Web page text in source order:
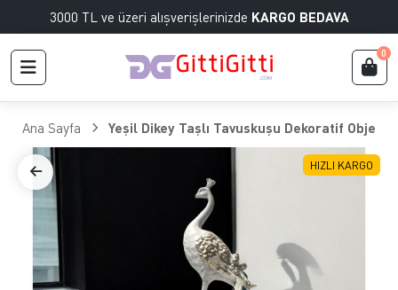
3000 TL ve üzeri alışverişlerinizde KARGO BEDAVA
0
Ana Sayfa Yeşil Dikey Taşlı Tavuskuşu Dekoratif Obje
HIZLI KARGO